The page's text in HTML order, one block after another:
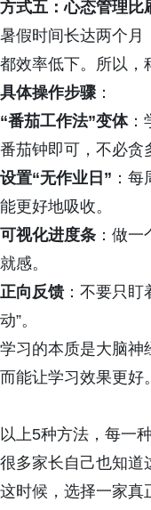
方式五：心态管理
暑假时间长达两个月
都效率低下。所以，
具体操作步骤：
“番茄工作法”变体：
番茄钟即可，不必贪
设置“无作业日” ：
能更好地吸收。
可视化进度条 ：做
就感。
正向反馈：不要只盯
动”。
学习的本质是大脑
而能让学习效果更好。
以上5种方法，每一
很多家长自己也知道
这时候，选择一家真